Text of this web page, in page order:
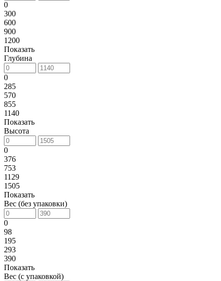
0
300
600
900
1200
Показать
Глубина
0
285
570
855
1140
Показать
Высота
0
376
753
1129
1505
Показать
Вес (без упаковки)
0
98
195
293
390
Показать
Вес (с упаковкой)